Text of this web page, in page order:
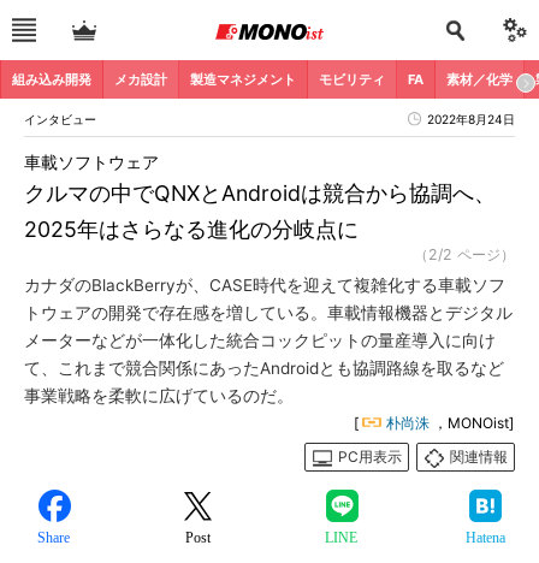
組み込み開発 メカ設計 製造マネジメント モビリティ FA 素材／化学
インタビュー 2022年8月24日
クルマの中でQNXとAndroidは競合から協調へ、
2025年はさらなる進化の分岐点に
車載ソフトウェア
（2/2 ページ）
カナダのBlackBerryが、CASE時代を迎えて複雑化する車載ソフ
トウェアの開発で存在感を増している。車載情報機器とデジタル
メーターなどが一体化した統合コックピットの量産導入に向け
て、これまで競合関係にあったAndroidとも協調路線を取るなど
事業戦略を柔軟に広げているのだ。
[ 朴尚洙 ，MONOist]
PC用表示
関連情報
Share Post LINE Hatena